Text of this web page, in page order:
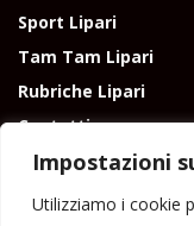
Impostazioni
Utilizziamo i cookie
Sport Lipari
Tam Tam Lipari
Rubriche Lipari
Contatti